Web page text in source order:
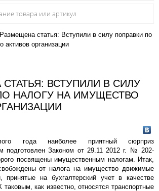
Размещена статья: Вступили в силу поправки по
активов организации
ВСТУПИЛИ В СИЛУ
НАЛОГУ НА ИМУЩЕСТВО
года наиболее приятный сюрприз
подготовлен Законом от 29.11 2012 г. № 202-
посвящены имущественным налогам. Итак,
от налога на имущество движимые
принятые на бухгалтерский учет в качестве
как известно, относятся транспортные